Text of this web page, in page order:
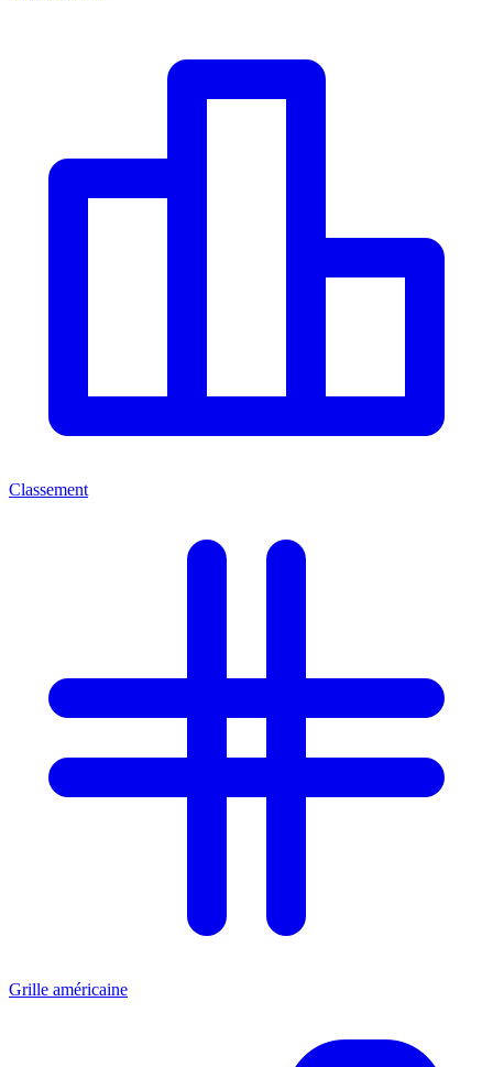
Classement
Grille américaine